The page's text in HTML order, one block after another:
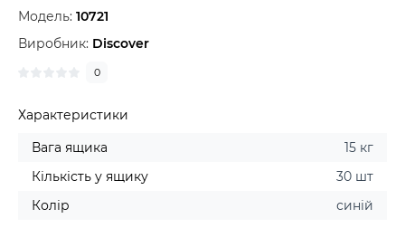
Модель: 10721
Виробник: Discover
0
Характеристики
Вага ящика
15 кг
Кількість у ящику
30 шт
Колір
синій